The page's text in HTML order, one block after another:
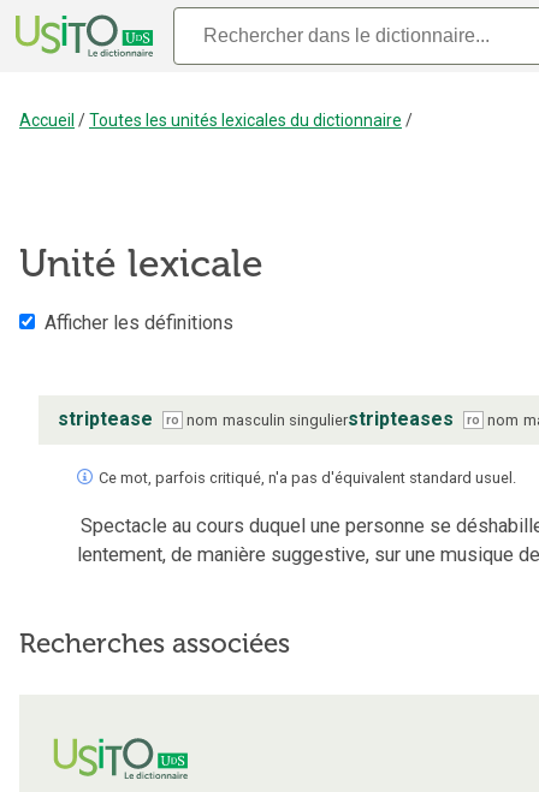
Accueil /Toutes les unités lexicales du dictionnaire /
Unité lexicale
Afficher les définitions
striptease ro nom masculin singulierstripteases ro nom
Ce mot, parfois critiqué, n'a pas d'équivalent standard usuel.
Spectacle au cours duquel une personne se
lentement, de manière suggestive, sur une musique
Recherches associées